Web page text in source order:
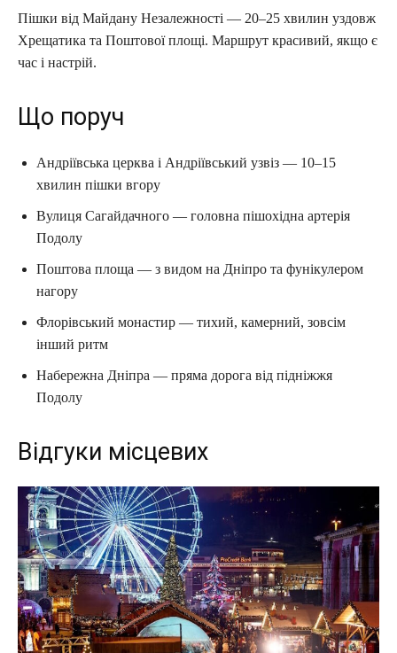
Пішки від Майдану Незалежності — 20–25 хвилин уздовж
Хрещатика та Поштової площі. Маршрут красивий, якщо є
час і настрій.
Що поруч
Андріївська церква і Андріївський узвіз — 10–15
хвилин пішки вгору
Вулиця Сагайдачного — головна пішохідна артерія
Подолу
Поштова площа — з видом на Дніпро та фунікулером
нагору
Флорівський монастир — тихий, камерний, зовсім
інший ритм
Набережна Дніпра — пряма дорога від підніжжя
Подолу
Відгуки місцевих